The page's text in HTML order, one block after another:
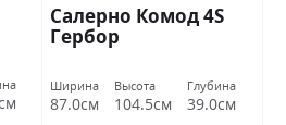
Салерно Комод 4S
Гербор
Ширина
87.0см
Высота
104.5см
Глубина
39.0см